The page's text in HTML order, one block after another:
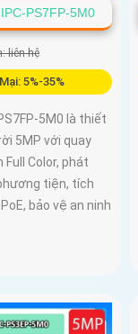
PS7FP-5M0
liên hệ
5%-35%
5M0 là thiết
5MP với quay
Full Color, phát
tiện, tích
bảo vệ an ninh